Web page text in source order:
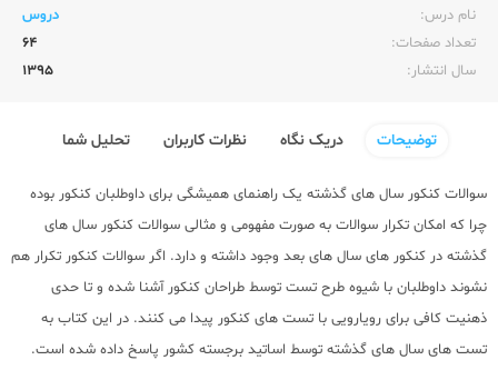
نام درس:
دروس
تعداد صفحات:‌
64
سال انتشار:‌
1395
توضیحات دریک نگاه نظرات کاربران تحلیل شما
سوالات کنکور سال های گذشته یک راهنمای همیشگی برای داوطلبان کنکور بوده
چرا که امکان تکرار سوالات به صورت مفهومی و مثالی سوالات کنکور سال های
گذشته در کنکور های سال های بعد وجود داشته و دارد. اگر سوالات کنکور تکرار هم
نشوند داوطلبان با شیوه طرح تست توسط طراحان کنکور آشنا شده و تا حدی
ذهنیت کافی برای رویارویی با تست های کنکور پیدا می کنند. در این کتاب به
تست های سال های گذشته توسط اساتید برجسته کشور پاسخ داده شده است.